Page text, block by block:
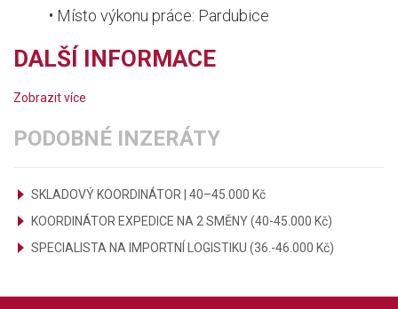
• Místo výkonu práce: Pardubice
DALŠÍ INFORMACE
Zobrazit více
PODOBNÉ INZERÁTY
SKLADOVÝ KOORDINÁTOR | 40–45.000 Kč
KOORDINÁTOR EXPEDICE NA 2 SMĚNY (40-45.000 Kč)
SPECIALISTA NA IMPORTNÍ LOGISTIKU (36.-46.000 Kč)